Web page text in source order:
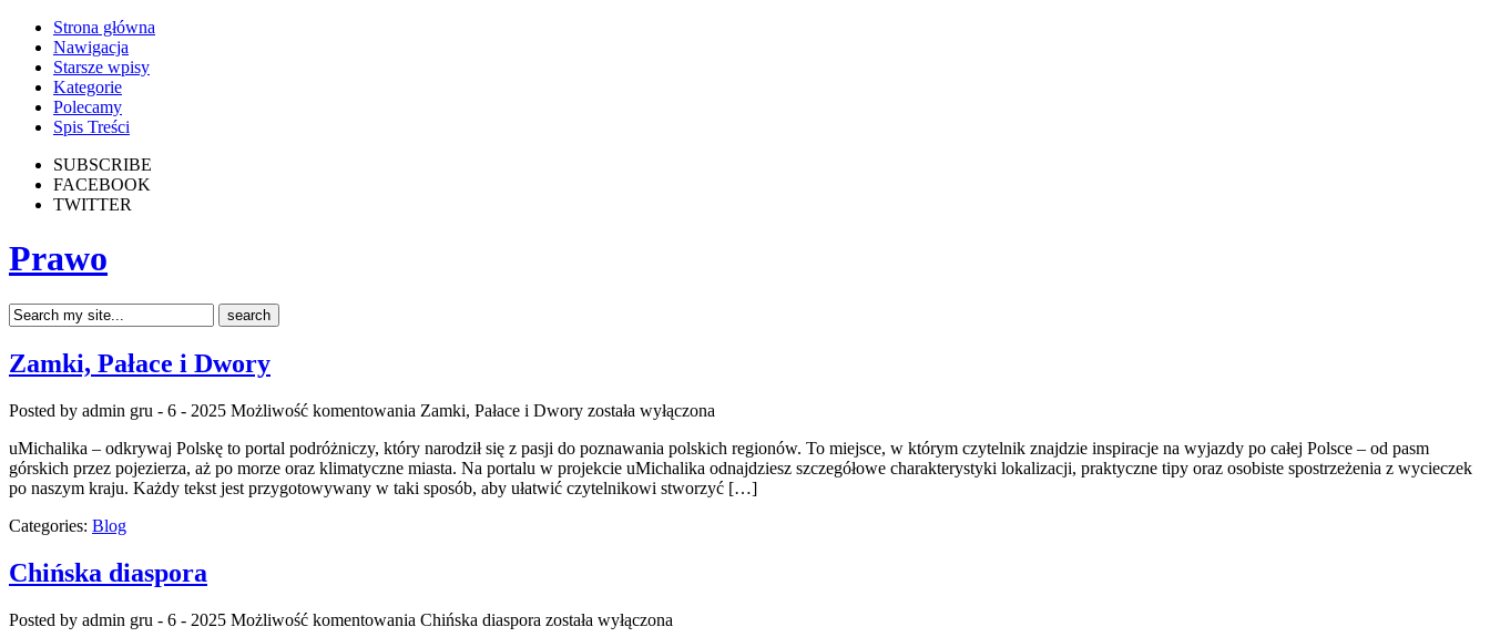
Strona główna
Nawigacja
Starsze wpisy
Kategorie
Polecamy
Spis Treści
SUBSCRIBE
FACEBOOK
TWITTER
Prawo
Zamki, Pałace i Dwory
Posted by admin gru - 6 - 2025 Możliwość komentowania Zamki, Pałace i Dwory została wyłączona
uMichalika – odkrywaj Polskę to portal podróżniczy, który narodził się z pasji do poznawania polskich regionów. To miejsce, w którym czytelnik znajdzie inspiracje na wyjazdy po całej Polsce – od pasm
górskich przez pojezierza, aż po morze oraz klimatyczne miasta. Na portalu w projekcie uMichalika odnajdziesz szczegółowe charakterystyki lokalizacji, praktyczne tipy oraz osobiste spostrzeżenia z wycieczek
po naszym kraju. Każdy tekst jest przygotowywany w taki sposób, aby ułatwić czytelnikowi stworzyć […]
Categories: Blog
Chińska diaspora
Posted by admin gru - 6 - 2025 Możliwość komentowania Chińska diaspora została wyłączona